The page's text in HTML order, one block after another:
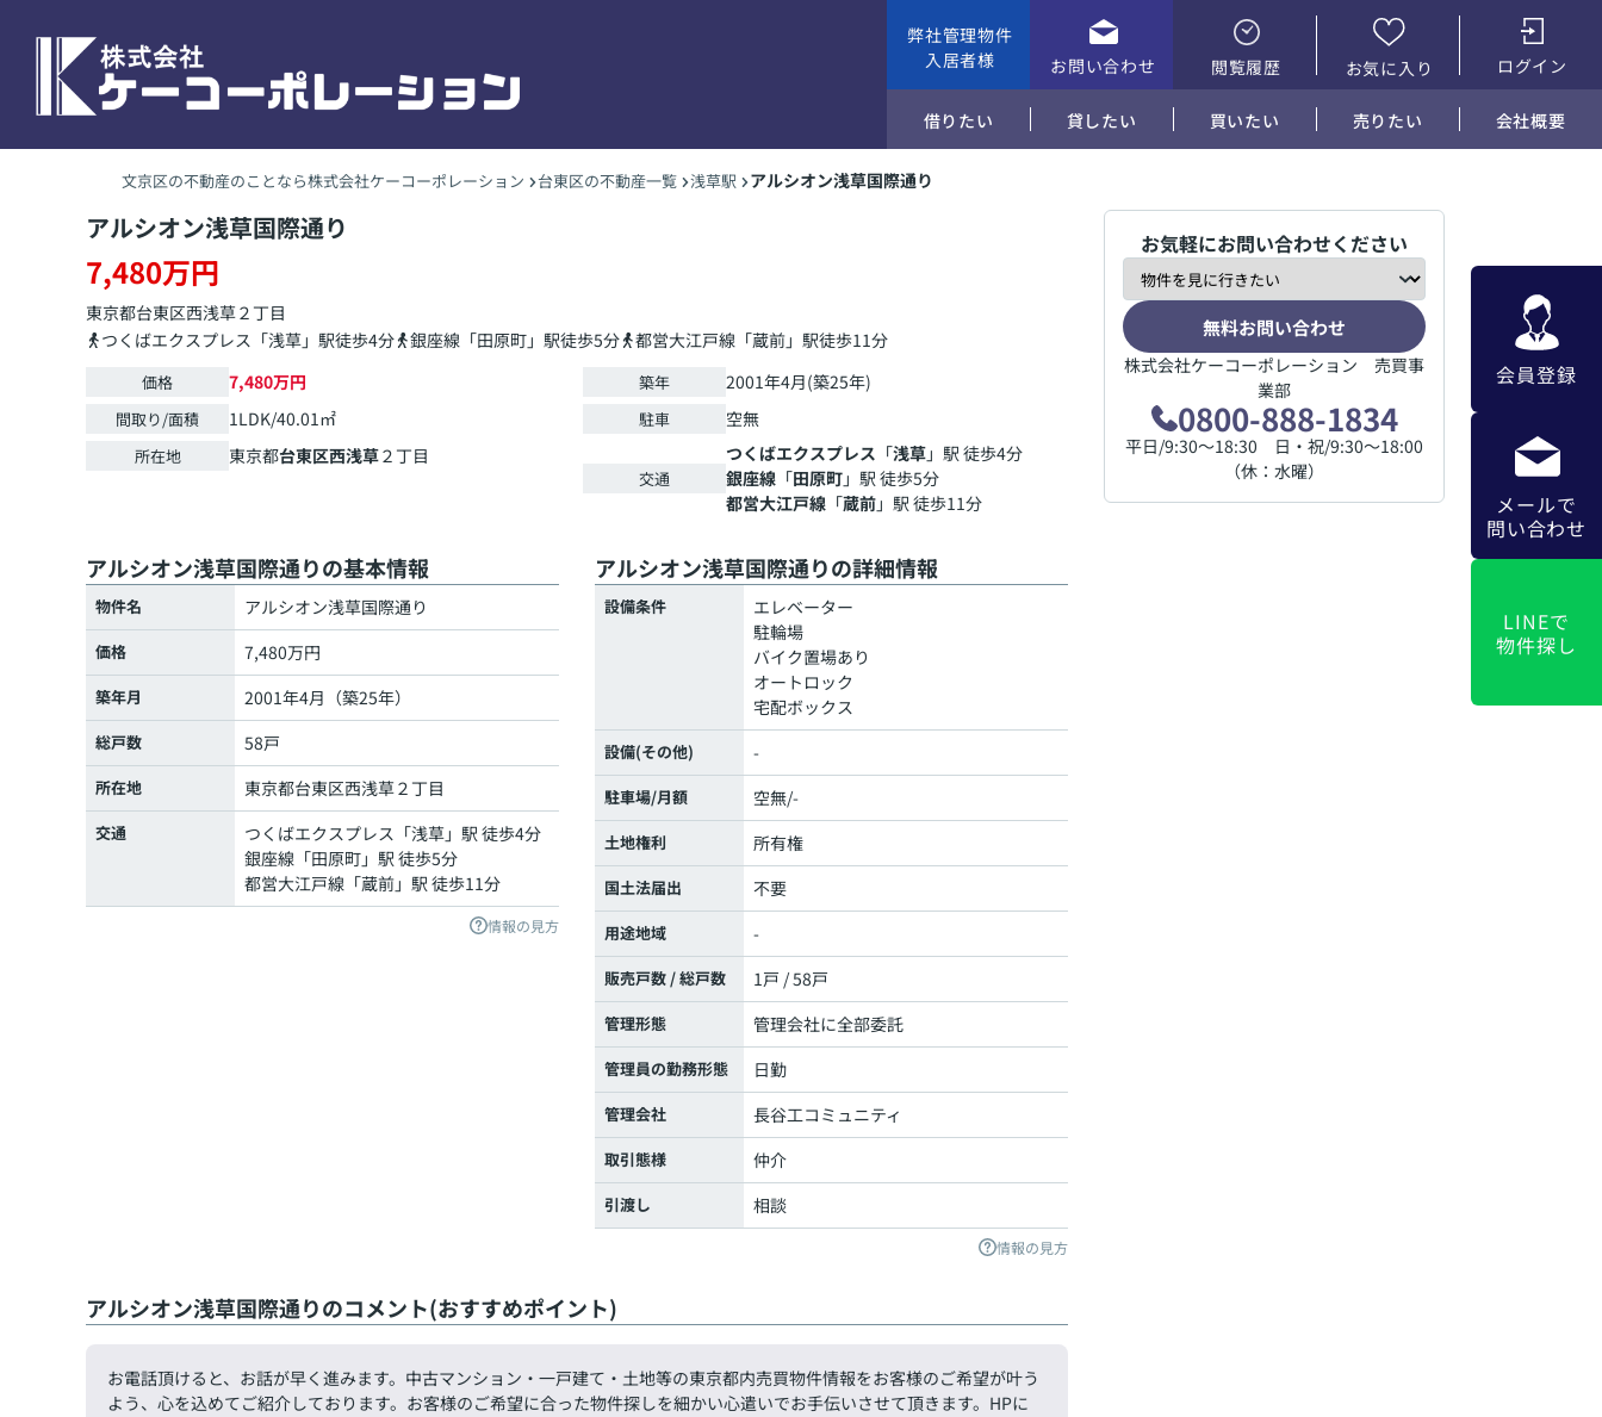
弊社管理物件
入居者様
お問い合わせ 閲覧履歴 お気に入り ログイン
借りたい 貸したい 買いたい 売りたい 会社概要
会員登録
メールで
問い合わせ
LINEで
物件探し
文京区の不動産のことなら株式会社ケーコーポレーション 台東区の不動産一覧 浅草駅 アルシオン浅草国際通り
アルシオン浅草国際通り
7,480万円
東京都台東区西浅草２丁目
つくばエクスプレス「浅草」駅徒歩4分
銀座線「田原町」駅徒歩5分 都営大江戸線「蔵前」駅徒歩11分
価格 7,480万円
間取り/面積 1LDK/40.01㎡
所在地 東京都台東区西浅草２丁目
築年 2001年4月(築25年)
駐車 空無
交通
つくばエクスプレス 「浅草」駅 徒歩4分
銀座線 「田原町」駅 徒歩5分
都営大江戸線 「蔵前」駅 徒歩11分
アルシオン浅草国際通りの基本情報
物件名 アルシオン浅草国際通り
価格 7,480万円
築年月 2001年4月（築25年）
総戸数 58戸
所在地 東京都台東区西浅草２丁目
交通 つくばエクスプレス 「浅草」駅 徒歩4分
銀座線 「田原町」駅 徒歩5分
都営大江戸線 「蔵前」駅 徒歩11分
情報の見方
アルシオン浅草国際通りの詳細情報
設備条件
エレベーター
駐輪場
バイク置場あり
オートロック
宅配ボックス
設備(その他) -
駐車場/月額 空無/-
土地権利 所有権
国土法届出 不要
用途地域 -
販売戸数 / 総戸数 1戸 / 58戸
管理形態 管理会社に全部委託
管理員の勤務形態 日勤
管理会社 長谷工コミュニティ
取引態様 仲介
引渡し 相談
情報の見方
アルシオン浅草国際通りのコメント(おすすめポイント)
お電話頂けると、お話が早く進みます。中古マンション・一戸建て・土地等の東京都内売買物件情報をお客様のご希望が叶う
よう、心を込めてご紹介しております。お客様のご希望に合った物件探しを細かい心遣いでお手伝いさせて頂きます。HPに
お気軽にお問い合わせください
無料お問い合わせ
株式会社ケーコーポレーション 売買事
業部
0800-888-1834
平日/9:30～18:30 日・祝/9:30～18:00
（休：水曜）